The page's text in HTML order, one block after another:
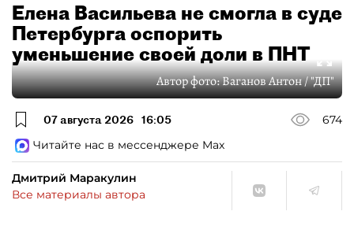
Елена Васильева не смогла в суде
Петербурга оспорить
уменьшение своей доли в ПНТ
Автор фото:Ваганов Антон / "ДП"
07 августа 2026 16:05
674
Читайте нас в мессенджере Max
Дмитрий Маракулин
Все материалы автора